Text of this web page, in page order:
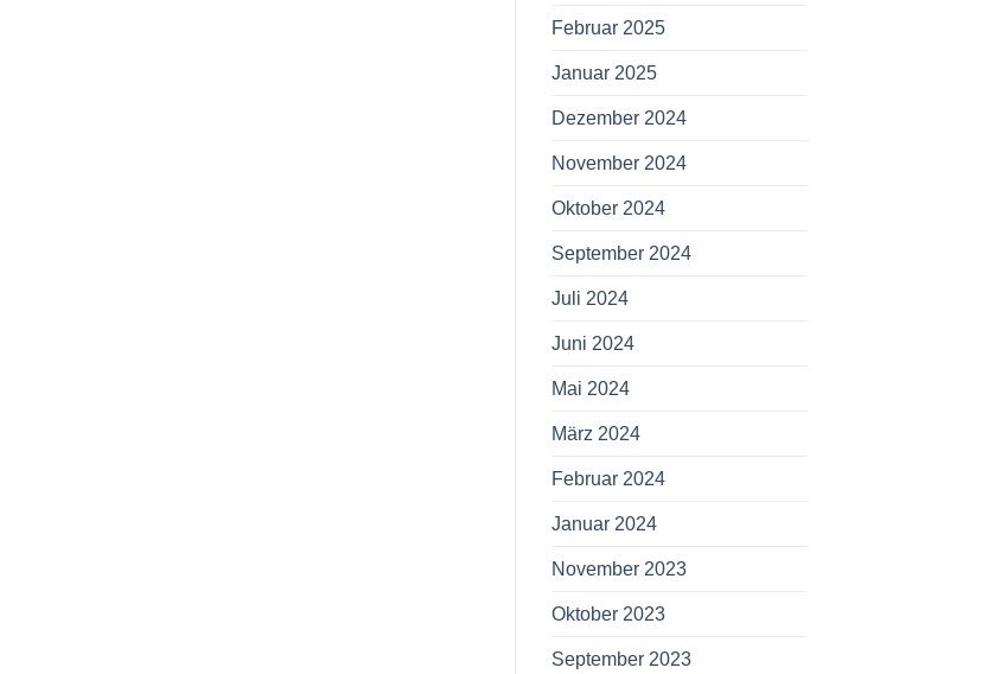
Februar 2025
Januar 2025
Dezember 2024
November 2024
Oktober 2024
September 2024
Juli 2024
Juni 2024
Mai 2024
März 2024
Februar 2024
Januar 2024
November 2023
Oktober 2023
September 2023